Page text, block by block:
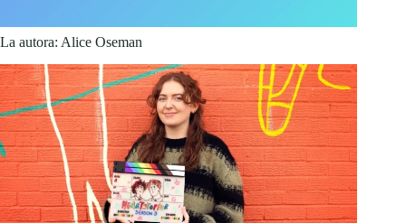
La autora: Alice Oseman